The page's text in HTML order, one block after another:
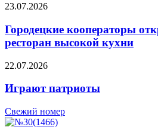
23.07.2026
Городецкие кооператоры
ресторан высокой кухни
22.07.2026
Играют патриоты
Свежий номер